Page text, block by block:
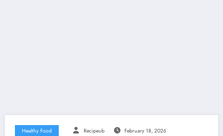
Healthy Food Recipeub February 18, 2026